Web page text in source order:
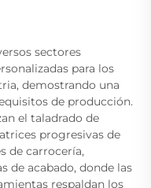
sectores
para los
demostrando una
de producción.
el taladrado de
progresivas de
de carrocería,
de acabado, donde las
respaldan los